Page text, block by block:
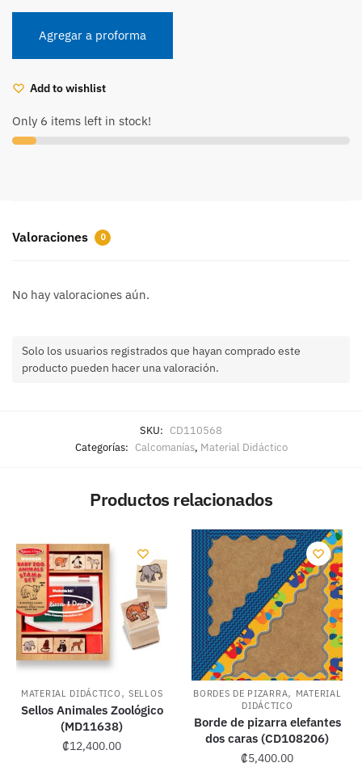
Belong
(CD110568)
Agregar a proforma
Add to wishlist
Only 6 items left in stock!
Valoraciones 0
No hay valoraciones aún.
Solo los usuarios registrados que hayan comprado este
producto pueden hacer una valoración.
SKU: CD110568
Categorías: Calcomanías, Material Didáctico
Productos relacionados
MATERIAL DIDÁCTICO ,SELLOS
Sellos Animales Zoológico
(MD11638)
₡12,400.00
BORDES DE PIZARRA, MATERIAL
DIDÁCTICO
Borde de pizarra elefantes
dos caras (CD108206)
₡5,400.00